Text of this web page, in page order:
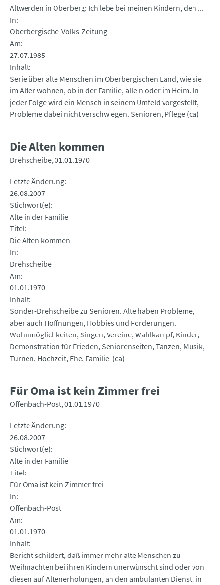
Altwerden in Oberberg: Ich lebe bei meinen Kindern, den ...
In
Oberbergische-Volks-Zeitung
Am
27.07.1985
Inhalt
Serie über alte Menschen im Oberbergischen Land, wie sie
im Alter wohnen, ob in der Familie, allein oder im Heim. In
jeder Folge wird ein Mensch in seinem Umfeld vorgestellt,
Probleme dabei nicht verschwiegen. Senioren, Pflege (ca)
Die Alten kommen
Drehscheibe 01.01.1970
Letzte Änderung
26.08.2007
Stichwort(e)
Alte in der Familie
Titel
Die Alten kommen
In
Drehscheibe
Am
01.01.1970
Inhalt
Sonder-Drehscheibe zu Senioren. Alte haben Probleme,
aber auch Hoffnungen, Hobbies und Forderungen.
Wohnmöglichkeiten, Singen, Vereine, Wahlkampf, Kinder,
Demonstration für Frieden, Seniorenseiten, Tanzen, Musik,
Turnen, Hochzeit, Ehe, Familie. (ca)
Für Oma ist kein Zimmer frei
Offenbach-Post 01.01.1970
Letzte Änderung
26.08.2007
Stichwort(e)
Alte in der Familie
Titel
Für Oma ist kein Zimmer frei
In
Offenbach-Post
Am
01.01.1970
Inhalt
Bericht schildert, daß immer mehr alte Menschen zu
Weihnachten bei ihren Kindern unerwünscht sind oder von
diesen auf Altenerholungen, an den ambulanten Dienst, in